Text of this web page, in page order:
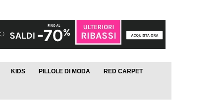
KIDS PILLOLE DI MODA RED CARPET